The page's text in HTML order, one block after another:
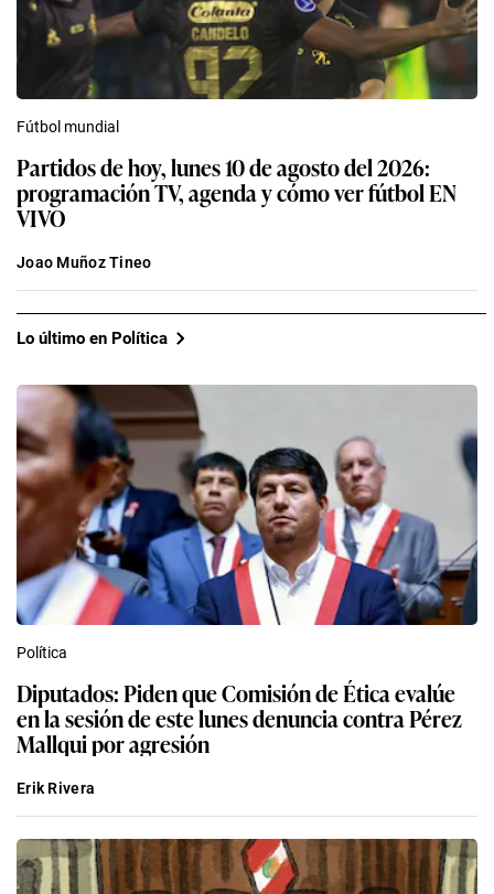
Fútbol mundial
Partidos de hoy, lunes 10 de agosto del 2026:
programación TV, agenda y cómo ver fútbol EN
VIVO
Joao Muñoz Tineo
Lo último en Política
Política
Diputados: Piden que Comisión de Ética evalúe
en la sesión de este lunes denuncia contra Pérez
Mallqui por agresión
Erik Rivera